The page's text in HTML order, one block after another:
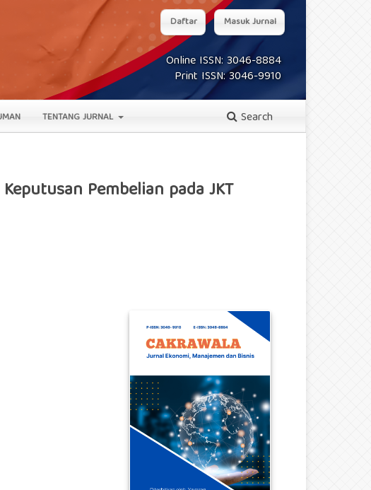
Online ISSN: 3046-8884
Print ISSN: 3046-9910
TENTANG JURNAL Search
Daftar Masuk Jurnal
Pembelian pada JKT